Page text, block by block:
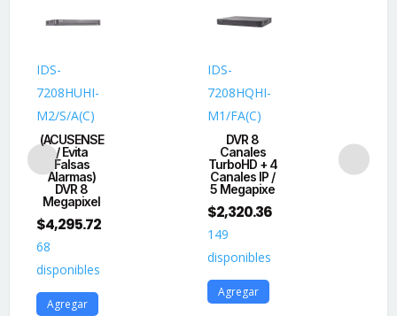
Lente
mm
mts
IR
+
mts
Luz
Blanca
Integrado
IDS-
7208HUHI-
M2/S/A(C)
(ACUSENSE
/ Evita
Falsas
Alarmas)
DVR 8
Megapixel
$4,295.72
68
disponibles
Agregar
IDS-
7208HQHI-
M1/FA(C)
DVR 8
Canales
TurboHD + 4
Canales IP /
5 Megapixe
$2,320.36
149
disponibles
Agregar